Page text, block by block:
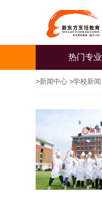
热门专业
>新闻中心 >学校新闻